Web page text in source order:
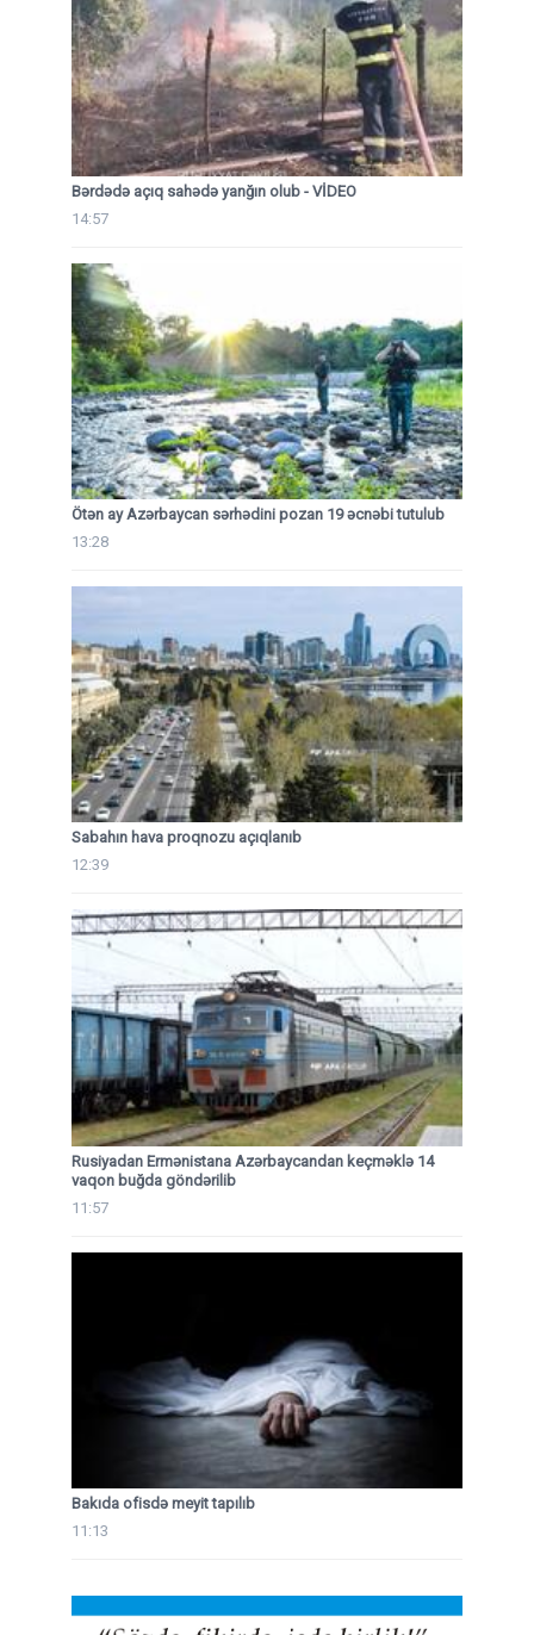
Bərdədə açıq sahədə yanğın olub - VİDEO
14:57
Ötən ay Azərbaycan sərhədini pozan 19 əcnəbi tutulub
13:28
Sabahın hava proqnozu açıqlanıb
12:39
Rusiyadan Ermənistana Azərbaycandan keçməklə 14
vaqon buğda göndərilib
11:57
Bakıda ofisdə meyit tapılıb
11:13